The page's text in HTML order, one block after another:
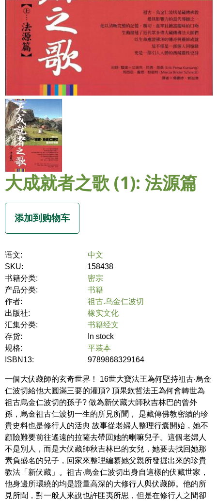
大成就者之歌 (1): 法源篇
语文:
中文
SKU:
158438
书籍分类:
密宗
产品分类:
书籍
作者:
祖古.乌金仁波切
出版社:
橡实文化
汇集分类:
书籍经文
存货:
In stock
规格:
平装本
ISBN13:
9789868329164
一個大伏藏師的玄奇世界！ 16世大寶法王為何堅持祖古‧烏金
仁波切給他大圓滿三要的灌頂? 頂果欽哲法王為何會轉世為
祖古烏金仁波切的孫子? 做為新伏藏大師秋吉林巴的曾外
孫，烏金祖古仁波切一生的所見所聞， 是藏傳佛教密續的珍
貴史料也是修行人的活典 故事從老婦人整理行囊開始，她不
顧險難要前往遙遠的拉薩去帶回她的喇嘛兒子。這個老婦人
不是別人，而是大伏藏師秋吉林巴的女兒，她要去找回她那
素負盛名的兒子，回家來整理編纂她父親所發掘出來的珍貴
教法「新伏藏」。祖古‧烏金仁波切出身自這樣的伏藏世家，
他身邊所環繞的均是證量高深的大修行人與伏藏師。他的所
見所聞，對一般人來說也許匪夷所思，但是在修行人之間卻